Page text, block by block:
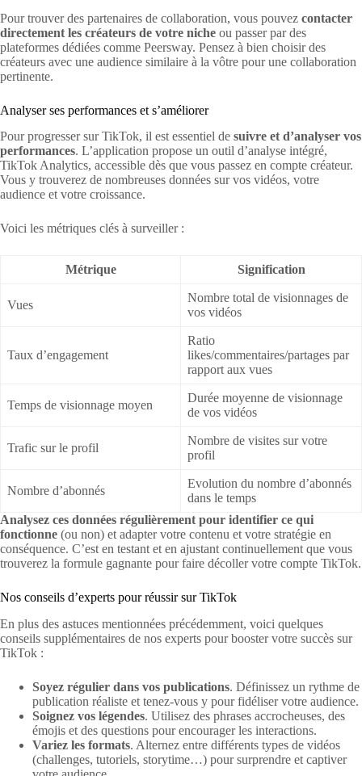
Pour trouver des partenaires de collaboration, vous pouvez contacter
directement les créateurs de votre niche ou passer par des
plateformes dédiées comme Peersway. Pensez à bien choisir des
créateurs avec une audience similaire à la vôtre pour une collaboration
pertinente.
Analyser ses performances et s’améliorer
Pour progresser sur TikTok, il est essentiel de suivre et d’analyser vos
performances. L’application propose un outil d’analyse intégré,
TikTok Analytics, accessible dès que vous passez en compte créateur.
Vous y trouverez de nombreuses données sur vos vidéos, votre
audience et votre croissance.
Voici les métriques clés à surveiller :
Métrique Signification
Vues
Nombre total de visionnages de
vos vidéos
Taux d’engagement
Ratio
likes/commentaires/partages par
rapport aux vues
Temps de visionnage moyen
Durée moyenne de visionnage
de vos vidéos
Trafic sur le profil
Nombre de visites sur votre
profil
Nombre d’abonnés
Evolution du nombre d’abonnés
dans le temps
Analysez ces données régulièrement pour identifier ce qui
fonctionne (ou non) et adapter votre contenu et votre stratégie en
conséquence. C’est en testant et en ajustant continuellement que vous
trouverez la formule gagnante pour faire décoller votre compte TikTok.
Nos conseils d’experts pour réussir sur TikTok
En plus des astuces mentionnées précédemment, voici quelques
conseils supplémentaires de nos experts pour booster votre succès sur
TikTok :
Soyez régulier dans vos publications. Définissez un rythme de
publication réaliste et tenez-vous y pour fidéliser votre audience.
Soignez vos légendes. Utilisez des phrases accrocheuses, des
émojis et des questions pour encourager les interactions.
Variez les formats. Alternez entre différents types de vidéos
(challenges, tutoriels, storytime…) pour surprendre et captiver